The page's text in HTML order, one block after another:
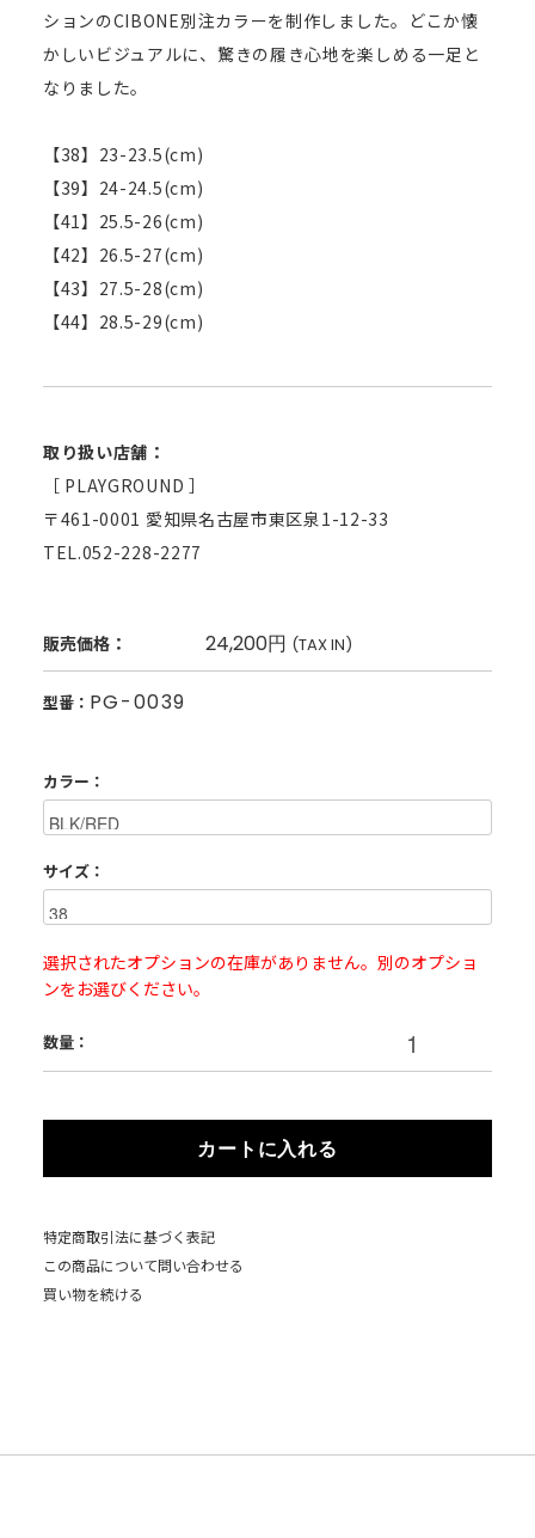
ションのCIBONE別注カラーを制作しました。どこか懐
かしいビジュアルに、驚きの履き心地を楽しめる一足と
なりました。
【38】23-23.5(cm)
【39】24-24.5(cm)
【41】25.5-26(cm)
【42】26.5-27(cm)
【43】27.5-28(cm)
【44】28.5-29(cm)
取り扱い店舗：
［ PLAYGROUND ］
〒461-0001 愛知県名古屋市東区泉1-12-33
TEL.052-228-2277
販売価格： 24,200円 (TAX IN)
型番： PG-0039
カラー：
サイズ：
選択されたオプションの在庫がありません。別のオプショ
ンをお選びください。
数量：
カートに入れる
特定商取引法に基づく表記
この商品について問い合わせる
買い物を続ける